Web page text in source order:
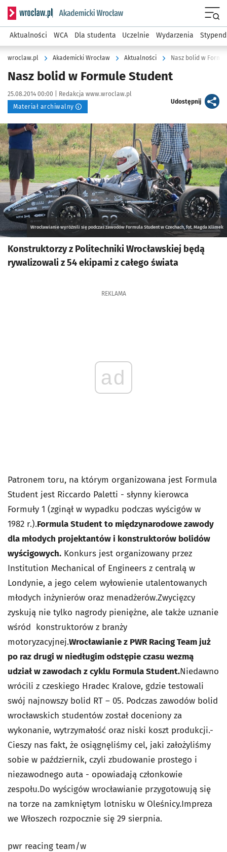
Serwis informacyjny wroclaw.pl podserwis: Akademicki
Aktualności WCA Dla studenta Uczelnie Wydarzenia
wroclaw.pl Akademicki Wrocław Aktualności Nasz bolid w
Nasz bolid w Formule Student
Data publikacji:
25.08.2014 00:00 | Autor:
Redakcja www.wroclaw.pl
Materiał archiwalny
Udostępnijartykuł
Kliknij, aby powiększyć
Wrocławianie wyróżnili się podczas zawodów Formula Student w Czechach, fot. Magda Klimek
Konstruktorzy z Politechniki Wrocławskiej będą
rywalizowali z 54 ekipami z całego świata
REKLAMA
ad
Patronem toru, na którym organizowana jest Formula
Student jest Riccardo Paletti - słynny kierowca
Formuły 1 (zginął w wypadku podczas wyścigów w
1982 r.).Formula Student to międzynarodowe zawody
dla młodych projektantów i konstruktorów bolidów
wyścigowych. Konkurs jest organizowany przez
Institution Mechanical of Engineers z centralą w
Londynie, a jego celem wyłowienie utalentowanych
młodych inżynierów oraz menadżerów.Zwycięzcy
zyskują nie tylko nagrody pieniężne, ale także uznanie
wśród konstruktorów z branży
motoryzacyjnej.Wrocławianie z PWR Racing Team już
po raz drugi w niedługim odstępie czasu wezmą
udział w zawodach z cyklu Formula Student.Niedawno
wrócili z czeskiego Hradec Kralove, gdzie testowali
swój najnowszy bolid RT – 05. Podczas zawodów bolid
wrocławskich studentów został doceniony za
wykonanie, wytrzymałość oraz niski koszt produkcji.-
Cieszy nas fakt, że osiągnęliśmy cel, jaki założyliśmy
sobie w październik, czyli zbudowanie prostego i
niezawodnego auta - opowiadają członkowie
zespołu.Do wyścigów wrocławianie przygotowują się
na torze na zamkniętym lotnisku w Oleśnicy.Impreza
we Włoszech rozpocznie się 29 sierpnia.
pwr reacing team/w